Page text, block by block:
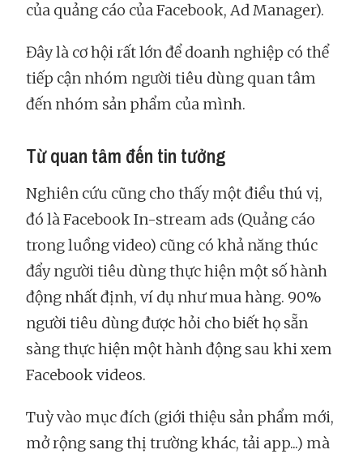
của quảng cáo của Facebook, Ad Manager).
Đây là cơ hội rất lớn để doanh nghiệp có thể
tiếp cận nhóm người tiêu dùng quan tâm
đến nhóm sản phẩm của mình.
Từ quan tâm đến tin tưởng
Nghiên cứu cũng cho thấy một điều thú vị,
đó là Facebook In-stream ads (Quảng cáo
trong luồng video) cũng có khả năng thúc
đẩy người tiêu dùng thực hiện một số hành
động nhất định, ví dụ như mua hàng. 90%
người tiêu dùng được hỏi cho biết họ sẵn
sàng thực hiện một hành động sau khi xem
Facebook videos.
Tuỳ vào mục đích (giới thiệu sản phẩm mới,
mở rộng sang thị trường khác, tải app...) mà